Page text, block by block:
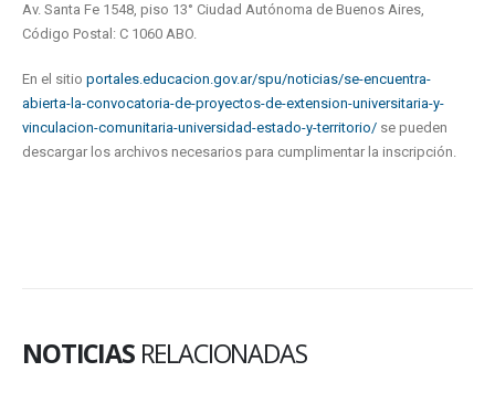
Av. Santa Fe 1548, piso 13° Ciudad Autónoma de Buenos Aires,
Código Postal: C 1060 ABO.
En el sitio portales.educacion.gov.ar/spu/noticias/se-encuentra-
abierta-la-convocatoria-de-proyectos-de-extension-universitaria-y-
vinculacion-comunitaria-universidad-estado-y-territorio/ se pueden
descargar los archivos necesarios para cumplimentar la inscripción.
NOTICIAS RELACIONADAS